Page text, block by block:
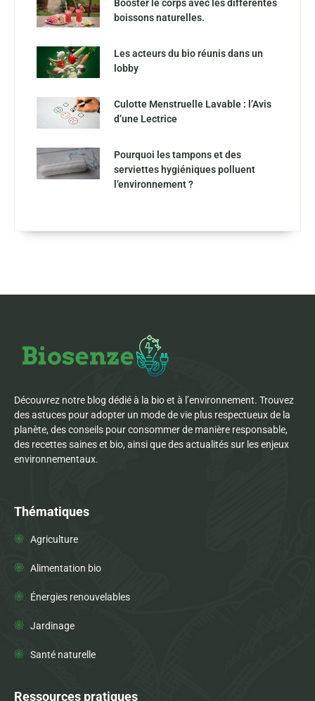
Booster le corps avec les différentes
boissons naturelles.
Les acteurs du bio réunis dans un
lobby
Culotte Menstruelle Lavable : l’Avis
d’une Lectrice
Pourquoi les tampons et des
serviettes hygiéniques polluent
l’environnement ?
Découvrez notre blog dédié à la bio et à l’environnement. Trouvez
des astuces pour adopter un mode de vie plus respectueux de la
planète, des conseils pour consommer de manière responsable,
des recettes saines et bio, ainsi que des actualités sur les enjeux
environnementaux.
Thématiques
Agriculture
Alimentation bio
Énergies renouvelables
Jardinage
Santé naturelle
Ressources pratiques